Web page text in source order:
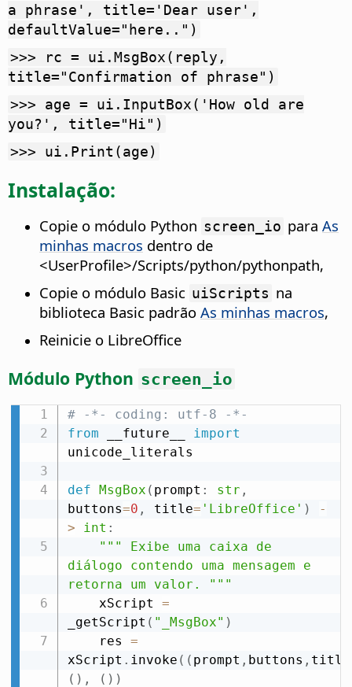
a phrase', title='Dear user',
defaultValue="here..")
>>> rc = ui.MsgBox(reply,
title="Confirmation of phrase")
>>> age = ui.InputBox('How old are
you?', title="Hi")
>>> ui.Print(age)
Instalação:
Copie o módulo Python screen_io para As
minhas macros dentro de
<UserProfile>/Scripts/python/pythonpath,
Copie o módulo Basic uiScripts na
biblioteca Basic padrão As minhas macros,
Reinicie o LibreOffice
Módulo Python screen_io
# -*- coding: utf-8 -*-
from __future__
import
unicode_literals
def MsgBox ( prompt : str ,
buttons=0 , title= 'LibreOffice' )
-
>
int :
""" Exibe uma caixa de
diálogo contendo uma mensagem e
retorna um valor. """
    xScript
=
_getScript ( "_MsgBox" )
    res
=
xScript . invoke ( ( prompt , buttons , title
( ) , ( ) )